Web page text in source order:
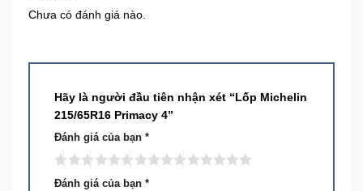
Chưa có đánh giá nào.
Hãy là người đầu tiên nhận xét “Lốp Michelin
215/65R16 Primacy 4”
Đánh giá của bạn *
Đánh giá của bạn *